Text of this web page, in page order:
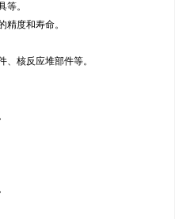
等。
精度和寿命。
核反应堆部件等。